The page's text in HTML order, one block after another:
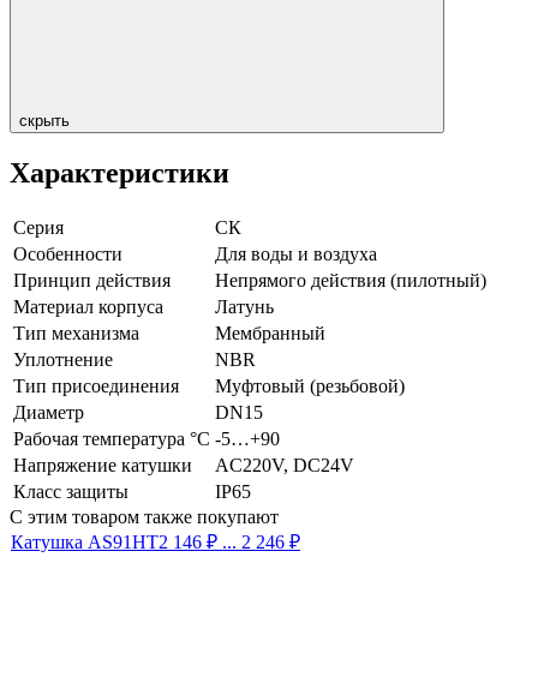
скрыть
Характеристики
Серия
СК
Особенности
Для воды и воздуха
Принцип действия
Непрямого действия (пилотный)
Материал корпуса
Латунь
Тип механизма
Мембранный
Уплотнение
NBR
Тип присоединения
Муфтовый (резьбовой)
Диаметр
DN15
Рабочая температура °С -5…+90
Напряжение катушки
AC220V, DC24V
Класс защиты
IP65
С этим товаром также покупают
Катушка AS91HT2 146 ₽ ... 2 246 ₽